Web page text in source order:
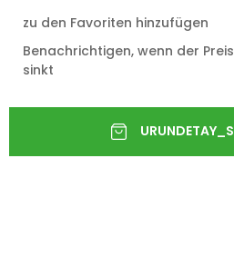
zu den Favoriten hinzufügen
Benachrichtigen, wenn der Preis
sinkt